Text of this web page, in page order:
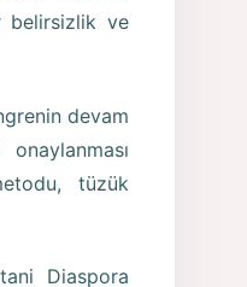
belirsizlik ve
devam
tüzük
Diaspora